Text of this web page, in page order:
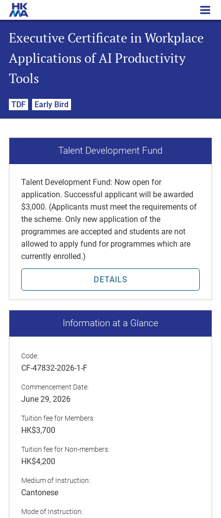
Executive Certificate in Workplace Applications of AI Productivity Tools
Executive Certificate in Workplace
Applications of AI Productivity
Tools
TDF Early Bird
Talent Development Fund
Talent Development Fund: Now open for
application. Successful applicant will be awarded
$3,000. (Applicants must meet the requirements of
the scheme. Only new application of the
programmes are accepted and students are not
allowed to apply fund for programmes which are
currently enrolled.)
DETAILS
Information at a Glance
Code:
CF-47832-2026-1-F
Commencement Date:
June 29, 2026
Tuition fee for Members:
HK$3,700
Tuition fee for Non-members:
HK$4,200
Medium of Instruction:
Cantonese
Mode of Instruction: